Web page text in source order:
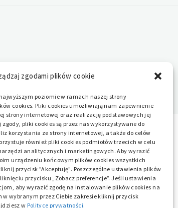
zgodami plików cookie
poziomie w ramach naszej strony
cookies. Pliki cookies umożliwiają nam zapewnienie
strony internetowej oraz realizację podstawowych jej
pliki cookies są przez nas wykorzystywane do
korzystania ze strony internetowej, a także do celów
również pliki cookies podmiotów trzecich w celu
analitycznych i marketingowych. Aby wyrazić
urządzeniu końcowym plików cookies wszystkich
przycisk "Akceptuję". Poszczególne ustawienia plików
przycisku „Zobacz preferencje”. Jeśli ustawienia
aby wyrazić zgodę na instalowanie plików cookies na
wybranym przez Ciebie zakresie kliknij przycisk
w Polityce prywatności.